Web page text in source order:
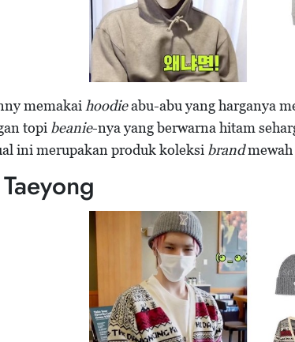
memakaihoodieabu-abu yang harganya
topi beanie-nya yang berwarna hitam
ini merupakan produk koleksi brand